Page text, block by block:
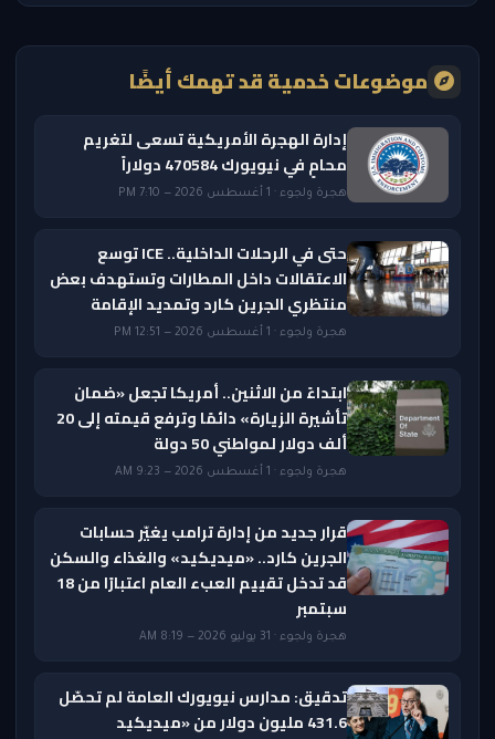
موضوعات خدمية قد تهمك أيضًا
إدارة الهجرة الأمريكية تسعى لتغريم
محامٍ في نيويورك 470584 دولاراً
هجرة ولجوء · 1 أغسطس 2026 — 7:10 PM
حتى في الرحلات الداخلية.. ICE توسع
الاعتقالات داخل المطارات وتستهدف بعض
منتظري الجرين كارد وتمديد الإقامة
هجرة ولجوء · 1 أغسطس 2026 — 12:51 PM
ابتداءً من الاثنين.. أمريكا تجعل «ضمان
تأشيرة الزيارة» دائمًا وترفع قيمته إلى 20
ألف دولار لمواطني 50 دولة
هجرة ولجوء · 1 أغسطس 2026 — 9:23 AM
قرار جديد من إدارة ترامب يغيّر حسابات
الجرين كارد.. «ميديكيد» والغذاء والسكن
قد تدخل تقييم العبء العام اعتبارًا من 18
سبتمبر
هجرة ولجوء · 31 يوليو 2026 — 8:19 AM
تدقيق: مدارس نيويورك العامة لم تحصّل
431.6 مليون دولار من «ميديكيد